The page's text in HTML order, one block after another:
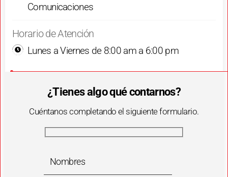
Comunicaciones
Horario de Atención
Lunes a Viernes de 8:00 am a 6:00 pm
¿Tienes algo qué contarnos?
Cuéntanos completando el siguiente formulario.
Nombres